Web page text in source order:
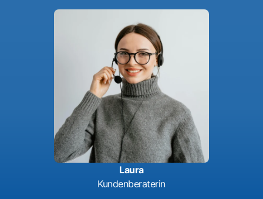
Laura
Kundenberaterin